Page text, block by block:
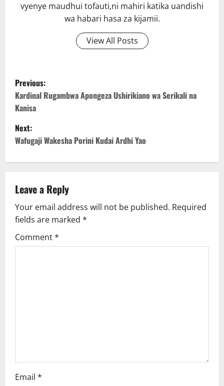
vyenye maudhui tofauti,ni mahiri katika uandishi
wa habari hasa za kijamii.
View All Posts
P
o
s
t
n
a
v
i
g
Previous:
Kardinal Rugambwa Apongeza Ushirikiano wa Serikali na
Kanisa
Next:
Wafugaji Wakesha Porini Kudai Ardhi Yao
Leave a Reply
Your email address will not be published. Required
fields are marked *
Comment*
Email *